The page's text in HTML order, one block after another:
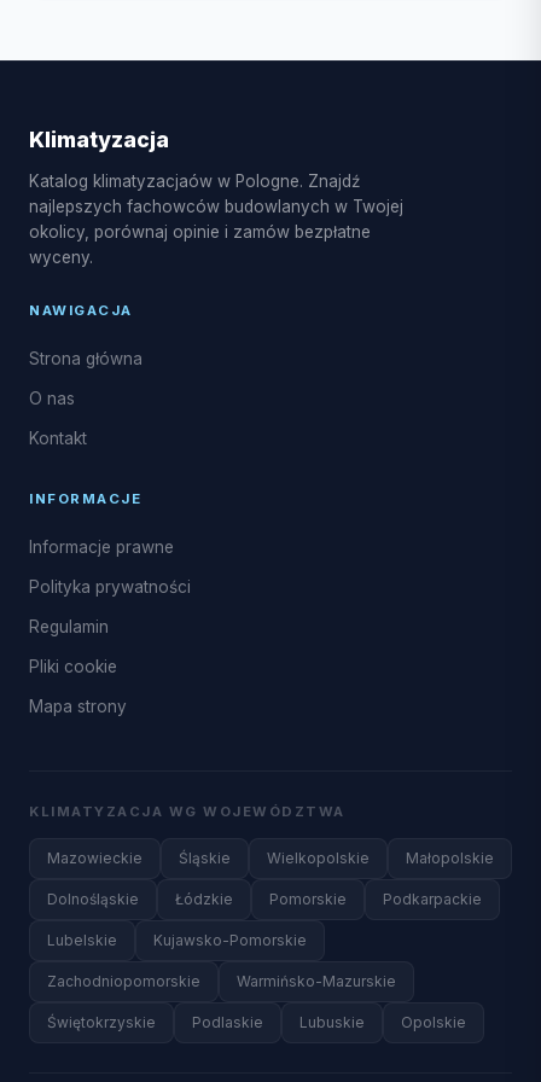
ciepła powietrze-powietrze, serwis sezonowy,
Klimatyzacja
Katalog klimatyzacjaów w Pologne. Znajdź
najlepszych fachowców budowlanych w Twojej
okolicy, porównaj opinie i zamów bezpłatne
wyceny.
NAWIGACJA
Strona główna
O nas
Kontakt
INFORMACJE
Informacje prawne
Polityka prywatności
Regulamin
Pliki cookie
Mapa strony
KLIMATYZACJA WG WOJEWÓDZTWA
Mazowieckie Śląskie Wielkopolskie Małopolskie
Dolnośląskie Łódzkie Pomorskie Podkarpackie
Lubelskie Kujawsko-Pomorskie
Zachodniopomorskie Warmińsko-Mazurskie
Świętokrzyskie Podlaskie Lubuskie Opolskie